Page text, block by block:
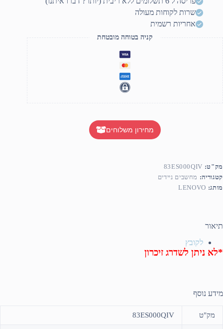
שרות לקוחות מעולה
אחריות רשמית
קניה בטוחה מובטחת
מחירון משלוחים
מק"ט: 83ES000QIV
קטגוריה: מחשבים ניידים
מותג: LENOVO
תיאור
לקובץ
*לא ניתן לשדרג זיכרון
מידע נוסף
מק"ט 83ES000QIV